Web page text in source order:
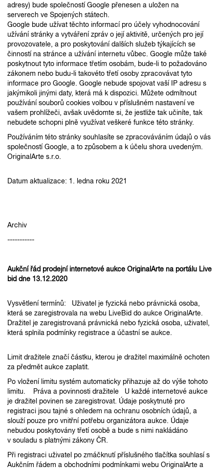
adresy) bude společností Google přenesen a uložen na
serverech ve Spojených státech.
Google bude užívat těchto informací pro účely vyhodnocování
užívání stránky a vytváření zpráv o její aktivitě, určených pro její
provozovatele, a pro poskytování dalších služeb týkajících se
činností na stránce a užívání internetu vůbec. Google může také
poskytnout tyto informace třetím osobám, bude-li to požadováno
zákonem nebo budu-li takovéto třetí osoby zpracovávat tyto
informace pro Google. Google nebude spojovat vaší IP adresu s
jakýmikoli jinými daty, která má k dispozici. Můžete odmítnout
používání souborů cookies volbou v příslušném nastavení ve
vašem prohlížeči, avšak uvědomte si, že jestliže tak učiníte, tak
nebudete schopni plně využívat veškeré funkce této stránky.
Používáním této stránky souhlasíte se zpracováváním údajů o vás
společností Google, a to způsobem a k účelu shora uvedeným.
OriginalArte s.r.o.
Datum aktualizace: 1. ledna roku 2021
Archiv
-----------
Aukční řád prodejní internetové aukce OriginalArte na portálu Live
bid dne 13.12.2020
Vysvětlení termínů: Uživatel je fyzická nebo právnická osoba,
která se zaregistrovala na webu LiveBid do aukce OriginalArte.
Dražitel je zaregistrovaná právnická nebo fyzická osoba, uživatel,
která splnila podmínky registrace a účastní se aukce.
Limit dražitele značí částku, kterou je dražitel maximálně ochoten
za předmět aukce zaplatit.
Po vložení limitu systém automaticky přihazuje až do výše tohoto
limitu. Práva a povinnosti dražitele U každé internetové aukce
je dražitel povinen se zaregistrovat. Údaje poskytnuté pro
registraci jsou tajné s ohledem na ochranu osobních údajů, a
slouží pouze pro vnitřní potřebu organizátora aukce. Údaje
nebudou poskytovány třetí osobě a bude s nimi nakládáno
v souladu s platnými zákony ČR.
Při registraci uživatel po zmáčknutí příslušného tlačítka souhlasí s
Aukčním řádem a obchodními podmínkami webu OriginalArte a